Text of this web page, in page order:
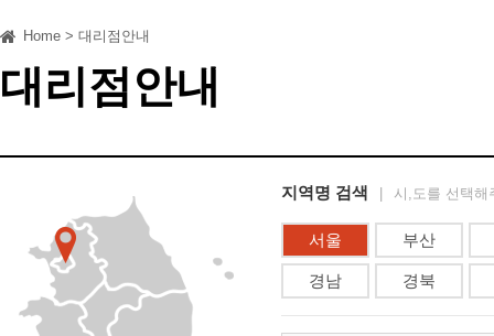
Home > 대리점안내
대리점안내
지역명 검색 시,도를 선택해
서울 부산
경남 경북